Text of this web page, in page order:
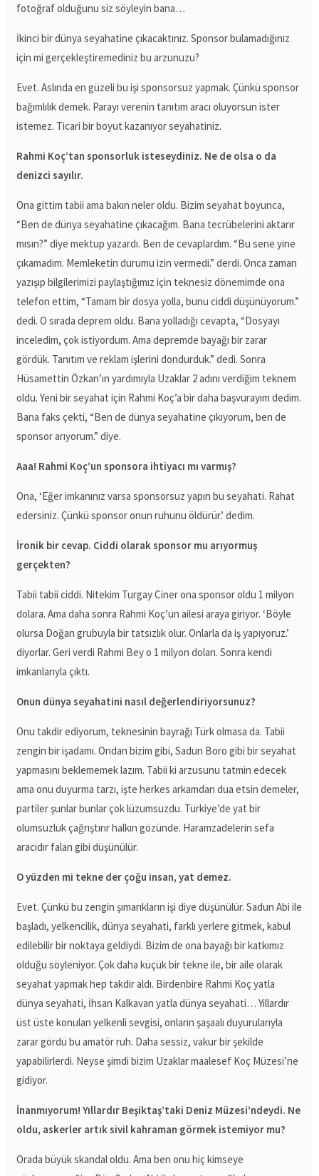
fotoğraf olduğunu siz söyleyin bana…
İkinci bir dünya seyahatine çıkacaktınız. Sponsor bulamadığınız
için mi gerçekleştiremediniz bu arzunuzu?
Evet. Aslında en güzeli bu işi sponsorsuz yapmak. Çünkü sponsor
bağımlılık demek. Parayı verenin tanıtım aracı oluyorsun ister
istemez. Ticari bir boyut kazanıyor seyahatiniz.
Rahmi Koç’tan sponsorluk isteseydiniz. Ne de olsa o da
denizci sayılır.
Ona gittim tabii ama bakın neler oldu. Bizim seyahat boyunca,
“Ben de dünya seyahatine çıkacağım. Bana tecrübelerini aktarır
mısın?” diye mektup yazardı. Ben de cevaplardım. “Bu sene yine
çıkamadım. Memleketin durumu izin vermedi.” derdi. Onca zaman
yazışıp bilgilerimizi paylaştığımız için teknesiz dönemimde ona
telefon ettim, “Tamam bir dosya yolla, bunu ciddi düşünüyorum.”
dedi. O sırada deprem oldu. Bana yolladığı cevapta, “Dosyayı
inceledim, çok istiyordum. Ama depremde bayağı bir zarar
gördük. Tanıtım ve reklam işlerini dondurduk.” dedi. Sonra
Hüsamettin Özkan’ın yardımıyla Uzaklar 2 adını verdiğim teknem
oldu. Yeni bir seyahat için Rahmi Koç’a bir daha başvurayım dedim.
Bana faks çekti, “Ben de dünya seyahatine çıkıyorum, ben de
sponsor arıyorum.” diye.
Aaa! Rahmi Koç’un sponsora ihtiyacı mı varmış?
Ona, ‘Eğer imkanınız varsa sponsorsuz yapın bu seyahati. Rahat
edersiniz. Çünkü sponsor onun ruhunu öldürür.’ dedim.
İronik bir cevap. Ciddi olarak sponsor mu arıyormuş
gerçekten?
Tabii tabii ciddi. Nitekim Turgay Ciner ona sponsor oldu 1 milyon
dolara. Ama daha sonra Rahmi Koç’un ailesi araya giriyor. ‘Böyle
olursa Doğan grubuyla bir tatsızlık olur. Onlarla da iş yapıyoruz.’
diyorlar. Geri verdi Rahmi Bey o 1 milyon doları. Sonra kendi
imkanlarıyla çıktı.
Onun dünya seyahatini nasıl değerlendiriyorsunuz?
Onu takdir ediyorum, teknesinin bayrağı Türk olmasa da. Tabii
zengin bir işadamı. Ondan bizim gibi, Sadun Boro gibi bir seyahat
yapmasını beklememek lazım. Tabii ki arzusunu tatmin edecek
ama onu duyurma tarzı, işte herkes arkamdan dua etsin demeler,
partiler şunlar bunlar çok lüzumsuzdu. Türkiye’de yat bir
olumsuzluk çağrıştırır halkın gözünde. Haramzadelerin sefa
aracıdır falan gibi düşünülür.
O yüzden mi tekne der çoğu insan, yat demez.
Evet. Çünkü bu zengin şımarıkların işi diye düşünülür. Sadun Abi ile
başladı, yelkencilik, dünya seyahati, farklı yerlere gitmek, kabul
edilebilir bir noktaya geldiydi. Bizim de ona bayağı bir katkımız
olduğu söyleniyor. Çok daha küçük bir tekne ile, bir aile olarak
seyahat yapmak hep takdir aldı. Birdenbire Rahmi Koç yatla
dünya seyahati, İhsan Kalkavan yatla dünya seyahati… Yıllardır
üst üste konulan yelkenli sevgisi, onların şaşaalı duyurularıyla
zarar gördü bu amatör ruh. Daha sessiz, vakur bir şekilde
yapabilirlerdi. Neyse şimdi bizim Uzaklar maalesef Koç Müzesi’ne
gidiyor.
İnanmıyorum! Yıllardır Beşiktaş’taki Deniz Müzesi’ndeydi. Ne
oldu, askerler artık sivil kahraman görmek istemiyor mu?
Orada büyük skandal oldu. Ama ben onu hiç kimseye